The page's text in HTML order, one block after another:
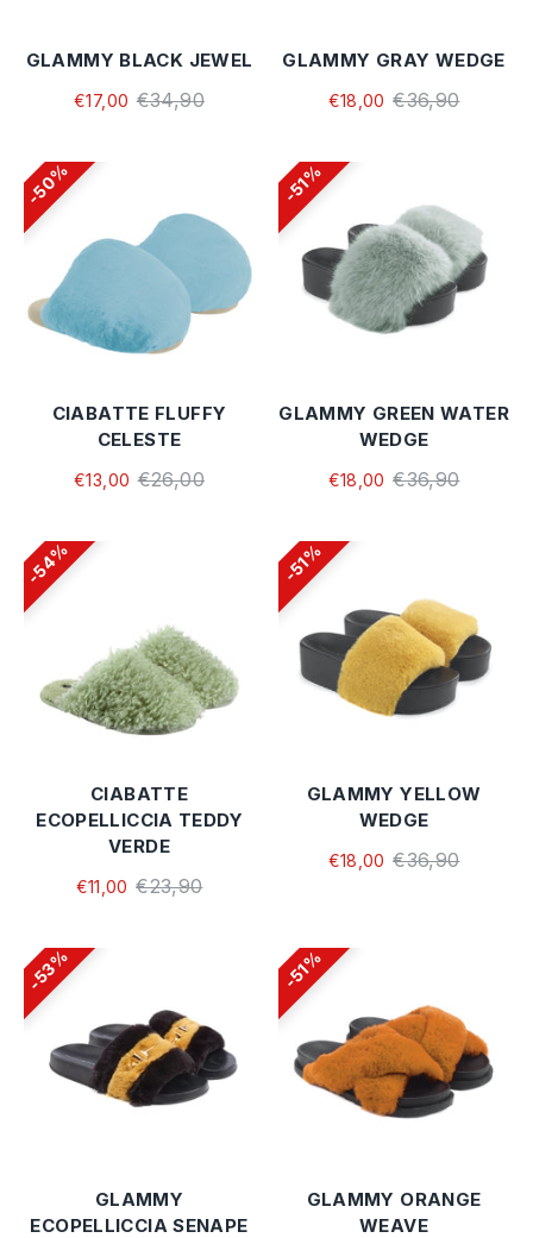
GLAMMY BLACK JEWEL
€17,00 €34,90
GLAMMY GRAY WEDGE
€18,00 €36,90
50%
CIABATTE FLUFFY
CELESTE
€13,00 €26,00
51%
GLAMMY GREEN WATER
WEDGE
€18,00 €36,90
54%
CIABATTE
ECOPELLICCIA TEDDY
VERDE
€11,00 €23,90
51%
GLAMMY YELLOW
WEDGE
€18,00 €36,90
53%
GLAMMY
ECOPELLICCIA SENAPE
51%
GLAMMY ORANGE
WEAVE